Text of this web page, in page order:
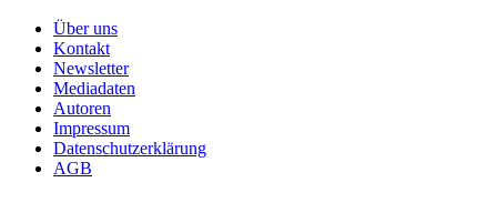
Über uns
Kontakt
Newsletter
Mediadaten
Autoren
Impressum
Datenschutzerklärung
AGB